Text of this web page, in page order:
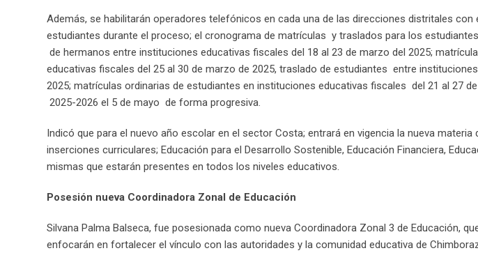
Además, se habilitarán operadores telefónicos en cada una de las direcciones distritales con
estudiantes durante el proceso; el cronograma de matrículas y traslados para los
de hermanos entre instituciones educativas fiscales del 18 al 23 de marzo del 2025;
educativas fiscales del 25 al 30 de marzo de 2025, traslado de estudiantes entre
2025; matrículas ordinarias de estudiantes en instituciones educativas fiscales del 21 al 27
2025-2026 el 5 de mayo de forma progresiva.
Indicó que para el nuevo año escolar en el sector Costa; entrará en vigencia la nueva
inserciones curriculares; Educación para el Desarrollo Sostenible, Educación Financiera,
mismas que estarán presentes en todos los niveles educativos.
Posesión nueva Coordinadora Zonal de Educación
Silvana Palma Balseca, fue posesionada como nueva Coordinadora Zonal 3 de Educación,
enfocarán en fortalecer el vínculo con las autoridades y la comunidad educativa de